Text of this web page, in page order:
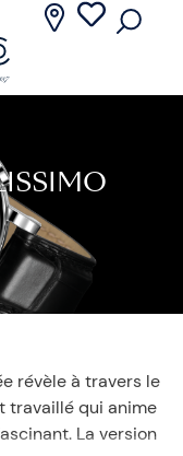
révèle à travers le
travaillé qui anime
La version